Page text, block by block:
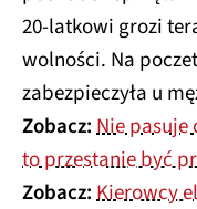
20-latkowi grozi
wolności. Na
zabezpieczyła u
Zobacz:Nie pasuje
to przestanie być
Zobacz:Kierowcy